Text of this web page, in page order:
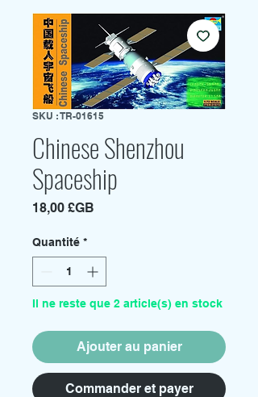
SKU : TR-01615
Chinese Shenzhou
Spaceship
18,00 £GB
Quantité *
Il ne reste que 2 article(s) en stock
Ajouter au panier
Commander et payer